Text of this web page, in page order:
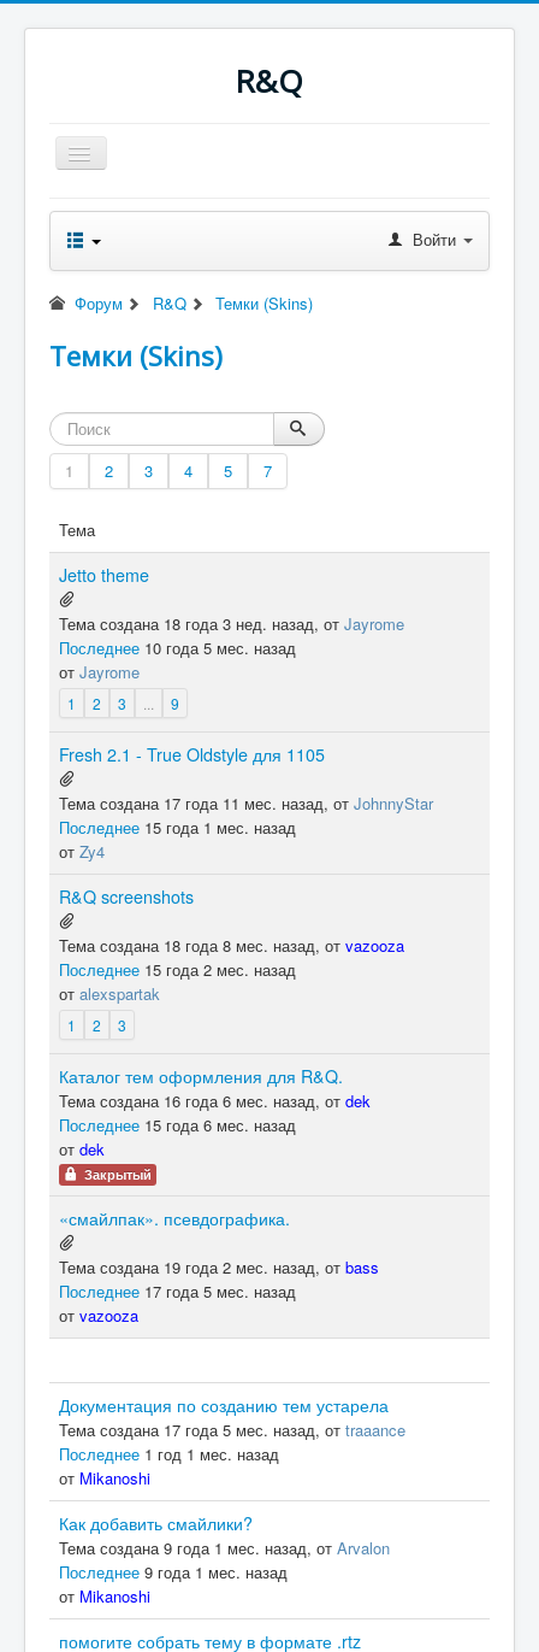
R&Q
Включить/
выключить
Последнее
Скачать
Файлы
RQводство
Войти
Форум R&Q Темки (Skins)
Темки (Skins)
1 2 3 4 5 7
Тема
Jetto theme
Тема создана 18 года 3 нед. назад, от Jayrome
Последнее 10 года 5 мес. назад
от Jayrome
1 2 3 9
Fresh 2.1 - True Oldstyle для 1105
Тема создана 17 года 11 мес. назад, от JohnnyStar
Последнее 15 года 1 мес. назад
от Zy4
R&Q screenshots
Тема создана 18 года 8 мес. назад, от vazooza
Последнее 15 года 2 мес. назад
от alexspartak
1 2 3
Каталог тем оформления для R&Q.
Тема создана 16 года 6 мес. назад, от dek
Последнее 15 года 6 мес. назад
от dek
Закрытый
«смайлпак». псевдографика.
Тема создана 19 года 2 мес. назад, от bass
Последнее 17 года 5 мес. назад
от vazooza
Документация по созданию тем устарела
Тема создана 17 года 5 мес. назад, от traaance
Последнее 1 год 1 мес. назад
от Mikanoshi
Как добавить смайлики?
Тема создана 9 года 1 мес. назад, от Arvalon
Последнее 9 года 1 мес. назад
от Mikanoshi
помогите собрать тему в формате .rtz